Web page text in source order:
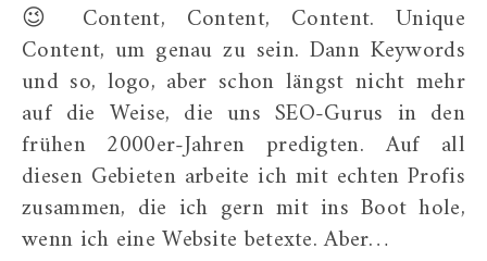
😉 Content, Content, Content. Unique
Content, um genau zu sein. Dann Keywords
und so, logo, aber schon längst nicht mehr
auf die Weise, die uns SEO-Gurus in den
frühen 2000er-Jahren predigten. Auf all
diesen Gebieten arbeite ich mit echten Profis
zusammen, die ich gern mit ins Boot hole,
wenn ich eine Website betexte. Aber…